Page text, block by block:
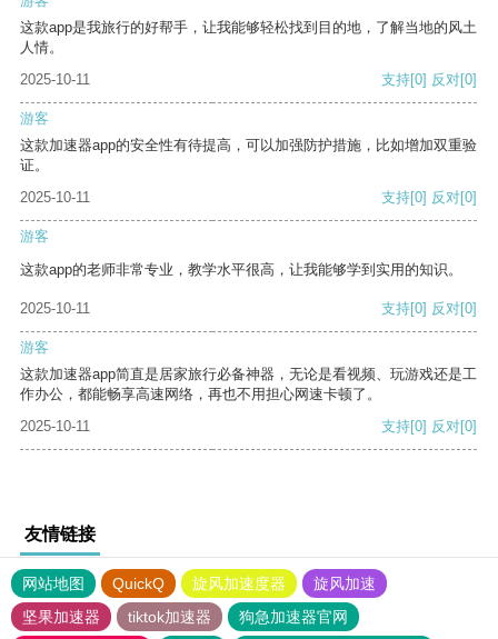
这款app是我旅行的好帮手，让我能够轻松找到目的地，了解当地的风土
人情。
2025-10-11
支持[0] 反对[0]
游客
这款加速器app的安全性有待提高，可以加强防护措施，比如增加双重验
证。
2025-10-11
支持[0] 反对[0]
游客
这款app的老师非常专业，教学水平很高，让我能够学到实用的知识。
2025-10-11 支持[0] 反对[0]
游客
这款加速器app简直是居家旅行必备神器，无论是看视频、玩游戏还是工
作办公，都能畅享高速网络，再也不用担心网速卡顿了。
2025-10-11
支持[0] 反对[0]
友情链接
网站地图 QuickQ 旋风加速度器
旋风加速
坚果加速器
tiktok加速器
狗急加速器官网